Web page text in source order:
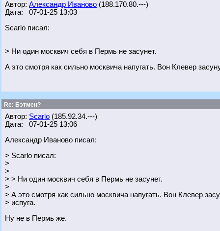
Автор: Александр Иваново (188.170.80.---)
Дата: 07-01-25 13:03
Scarlo писал:
> Ни один москвич себя в Пермь не засунет.
А это смотря как сильно москвича напугать. Вон Клевер
Re: Бэтмен?
Автор: Scarlo (185.92.34.---)
Дата: 07-01-25 13:06
Александр Иваново писал:
> Scarlo писал:
>
>
> > Ни один москвич себя в Пермь не засунет.
>
> А это смотря как сильно москвича напугать. Вон Клевер
> испуга.
Ну не в Пермь же.